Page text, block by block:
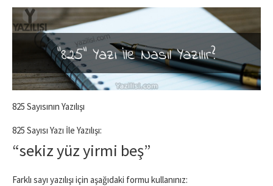
825 Sayısının Yazılışı
825 Sayısı Yazı İle Yazılışı:
“sekiz yüz yirmi beş”
Farklı sayı yazılışı için aşağıdaki formu kullanınız: